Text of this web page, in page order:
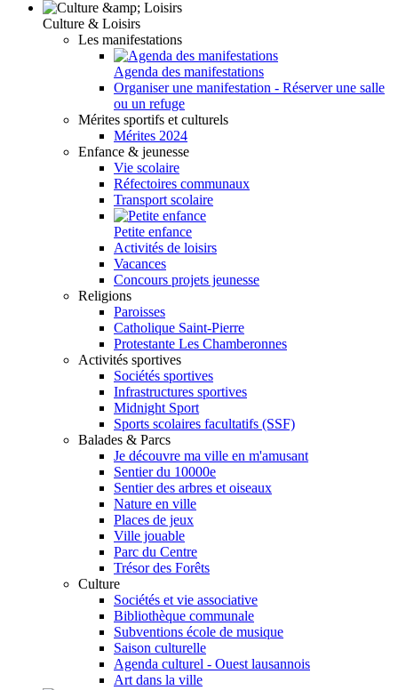
Culture & Loisirs
Les manifestations
Agenda des manifestations
Organiser une manifestation - Réserver une salle
ou un refuge
Mérites sportifs et culturels
Mérites 2024
Enfance & jeunesse
Vie scolaire
Réfectoires communaux
Transport scolaire
Petite enfance
Activités de loisirs
Vacances
Concours projets jeunesse
Religions
Paroisses
Catholique Saint-Pierre
Protestante Les Chamberonnes
Activités sportives
Sociétés sportives
Infrastructures sportives
Midnight Sport
Sports scolaires facultatifs (SSF)
Balades & Parcs
Je découvre ma ville en m'amusant
Sentier du 10000e
Sentier des arbres et oiseaux
Nature en ville
Places de jeux
Ville jouable
Parc du Centre
Trésor des Forêts
Culture
Sociétés et vie associative
Bibliothèque communale
Subventions école de musique
Saison culturelle
Agenda culturel - Ouest lausannois
Art dans la ville